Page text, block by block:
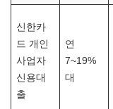
신한카
드 개인
사업자
신용대
출
연
7~19%
대